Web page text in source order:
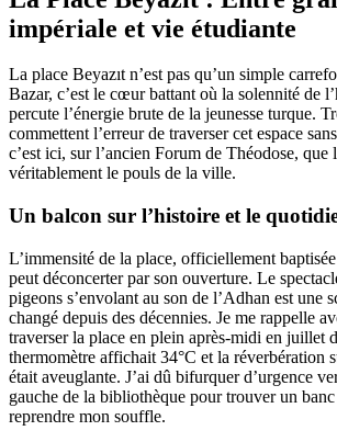
impériale et vie étudiante
La place Beyazıt n’est pas qu’un simple
Bazar, c’est le cœur battant où la solennité de
percute l’énergie brute de la jeunesse turque.
commettent l’erreur de traverser cet espace
c’est ici, sur l’ancien Forum de Théodose, que
véritablement le pouls de la ville.
Un balcon sur l’histoire et le
L’immensité de la place, officiellement baptisée
peut déconcerter par son ouverture. Le
pigeons s’envolant au son de l’Adhan est une
changé depuis des décennies. Je me rappelle
traverser la place en plein après-midi en juillet
thermomètre affichait 34°C et la réverbération
était aveuglante. J’ai dû bifurquer d’urgence
gauche de la bibliothèque pour trouver un banc
reprendre mon souffle.